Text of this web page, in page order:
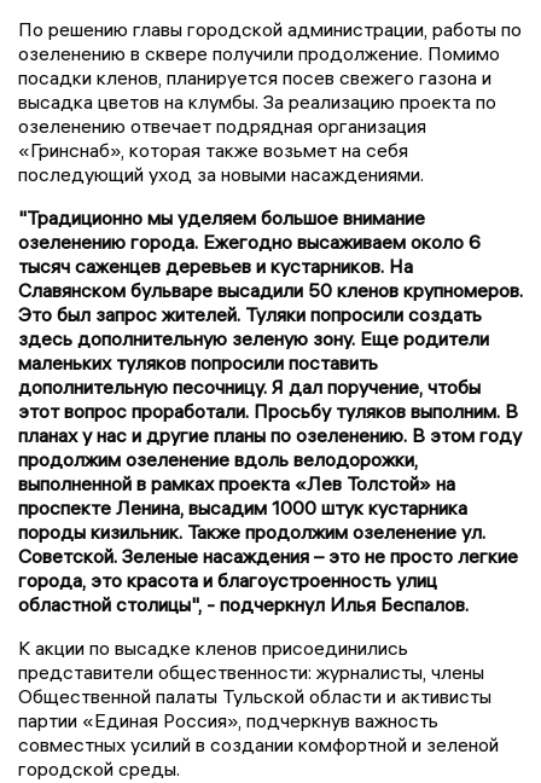
По решению главы городской администрации, работы по
озеленению в сквере получили продолжение. Помимо
посадки кленов, планируется посев свежего газона и
высадка цветов на клумбы. За реализацию проекта по
озеленению отвечает подрядная организация
«Гринснаб», которая также возьмет на себя
последующий уход за новыми насаждениями.
"Традиционно мы уделяем большое внимание
озеленению города. Ежегодно высаживаем около 6
тысяч саженцев деревьев и кустарников. На
Славянском бульваре высадили 50 кленов крупномеров.
Это был запрос жителей. Туляки попросили создать
здесь дополнительную зеленую зону. Еще родители
маленьких туляков попросили поставить
дополнительную песочницу. Я дал поручение, чтобы
этот вопрос проработали. Просьбу туляков выполним. В
планах у нас и другие планы по озеленению. В этом году
продолжим озеленение вдоль велодорожки,
выполненной в рамках проекта «Лев Толстой» на
проспекте Ленина, высадим 1000 штук кустарника
породы кизильник. Также продолжим озеленение ул.
Советской. Зеленые насаждения – это не просто легкие
города, это красота и благоустроенность улиц
областной столицы", - подчеркнул Илья Беспалов.
К акции по высадке кленов присоединились
представители общественности: журналисты, члены
Общественной палаты Тульской области и активисты
партии «Единая Россия», подчеркнув важность
совместных усилий в создании комфортной и зеленой
городской среды.